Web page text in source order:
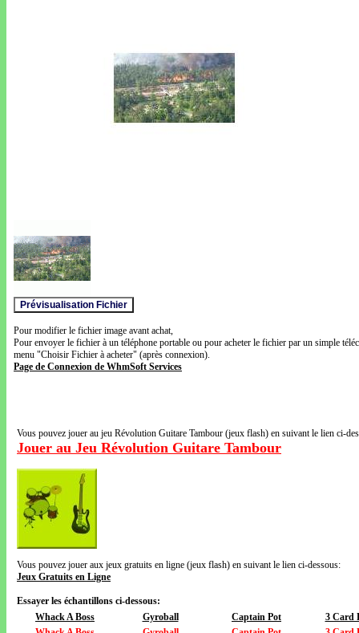
Pour modifier le fichier image avant achat,
Pour envoyer le fichier à un téléphone portable ou pour acheter le fichier par un simple
menu "Choisir Fichier à acheter" (après connexion).
Page de Connexion de WhmSoft Services
Vous pouvez jouer au jeu Révolution Guitare Tambour (jeux flash) en suivant le lien ci-
Jouer au Jeu Révolution Guitare Tambour
Vous pouvez jouer aux jeux gratuits en ligne (jeux flash) en suivant le lien ci-dessous:
Jeux Gratuits en Ligne
Essayer les échantillons ci-dessous:
Whack A Boss
Gyroball Captain Pot
3 Card